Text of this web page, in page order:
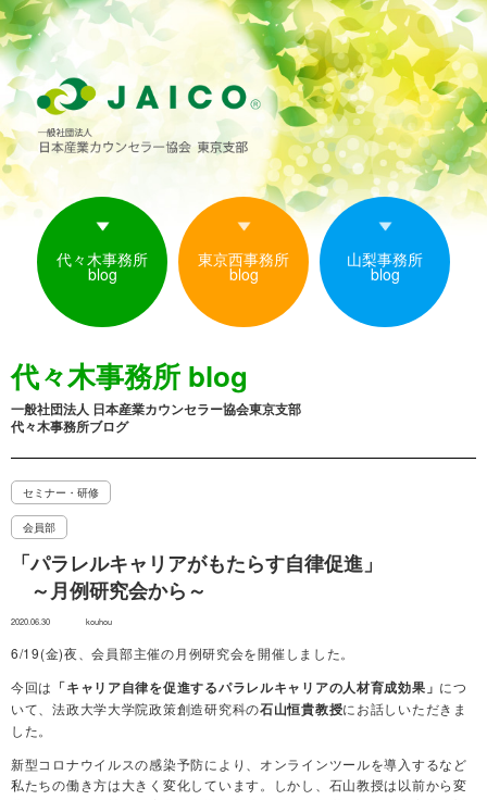
代々木事務所
blog
東京西事務所
blog
山梨事務所
blog
代々木事務所 blog
一般社団法人 日本産業カウンセラー協会東京支部
代々木事務所ブログ
セミナー・研修
会員部
「パラレルキャリアがもたらす自律促進」
～月例研究会から～
2020.06.30 kouhou
6/19(金)夜、会員部主催の月例研究会を開催しました。
今回は 「キャリア自律を促進するパラレルキャリアの人材育成効果」 につ
いて、法政大学大学院政策創造研究科の石山恒貴教授にお話しいただきま
した。
新型コロナウイルスの感染予防により、オンラインツールを導入するなど
私たちの働き方は大きく変化しています。しかし、石山教授は以前から変